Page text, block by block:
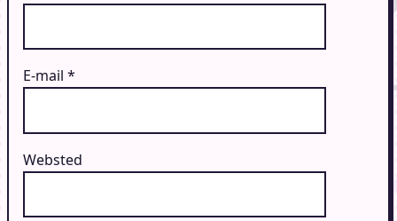
E-mail *
Websted